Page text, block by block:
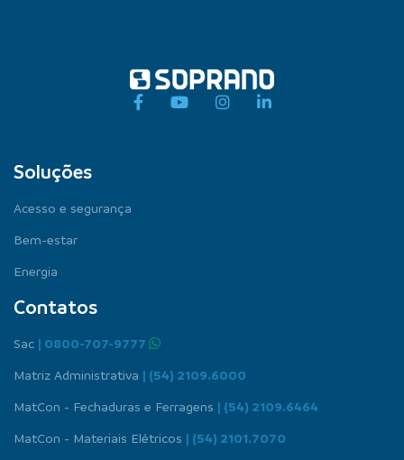
Soluções
Acesso e segurança
Bem-estar
Energia
Contatos
Sac | 0800-707-9777
Matriz Administrativa | (54) 2109.6000
MatCon - Fechaduras e Ferragens | (54) 2109.6464
MatCon - Materiais Elétricos | (54) 2101.7070